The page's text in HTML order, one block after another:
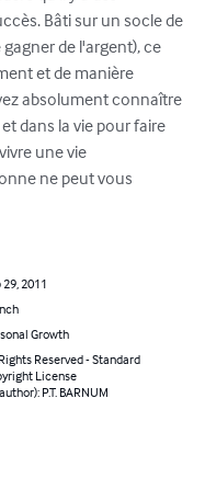
Bâti sur un socle de
de l'argent), ce
et de manière
absolument connaître
dans la vie pour faire
une vie
ne peut vous
29, 2011
Growth
Reserved - Standard
License
P.T. BARNUM